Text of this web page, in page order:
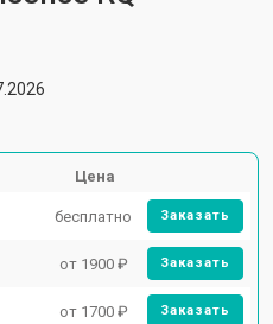
Цена
бесплатно Заказать
от 1900 ₽ Заказать
от 1700 ₽ Заказать